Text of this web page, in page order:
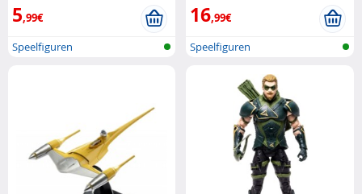
5,99€
Speelfiguren
16,99€
Speelfiguren